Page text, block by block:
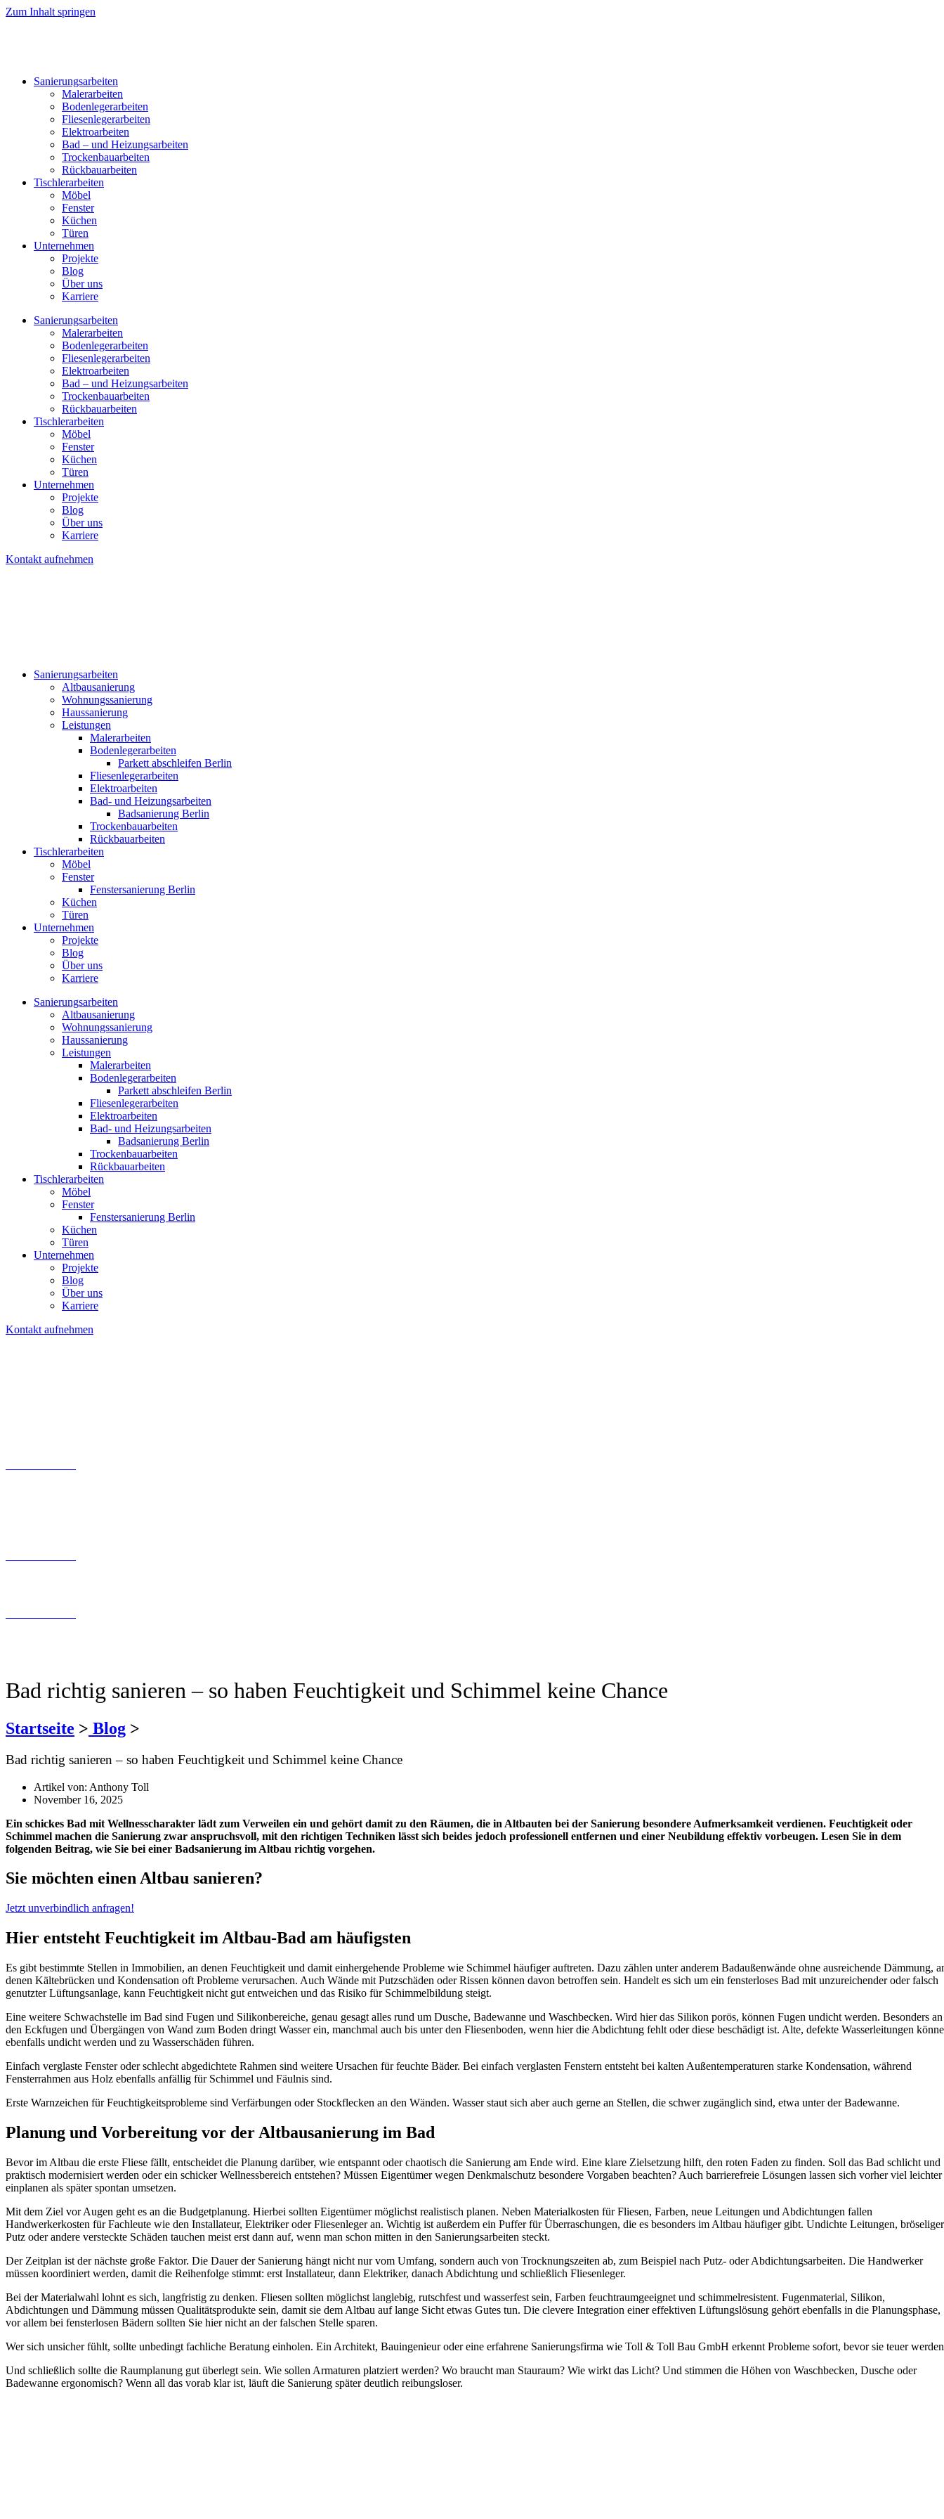
Zum Inhalt springen
Sanierungsarbeiten
Malerarbeiten
Bodenlegerarbeiten
Fliesenlegerarbeiten
Elektroarbeiten
Bad – und Heizungsarbeiten
Trockenbauarbeiten
Rückbauarbeiten
Tischlerarbeiten
Möbel
Fenster
Küchen
Türen
Unternehmen
Projekte
Blog
Über uns
Karriere
Sanierungsarbeiten
Malerarbeiten
Bodenlegerarbeiten
Fliesenlegerarbeiten
Elektroarbeiten
Bad – und Heizungsarbeiten
Trockenbauarbeiten
Rückbauarbeiten
Tischlerarbeiten
Möbel
Fenster
Küchen
Türen
Unternehmen
Projekte
Blog
Über uns
Karriere
Kontakt aufnehmen
Sanierungsarbeiten
Altbausanierung
Wohnungssanierung
Haussanierung
Leistungen
Malerarbeiten
Bodenlegerarbeiten
Parkett abschleifen Berlin
Fliesenlegerarbeiten
Elektroarbeiten
Bad- und Heizungsarbeiten
Badsanierung Berlin
Trockenbauarbeiten
Rückbauarbeiten
Tischlerarbeiten
Möbel
Fenster
Fenstersanierung Berlin
Küchen
Türen
Unternehmen
Projekte
Blog
Über uns
Karriere
Sanierungsarbeiten
Altbausanierung
Wohnungssanierung
Haussanierung
Leistungen
Malerarbeiten
Bodenlegerarbeiten
Parkett abschleifen Berlin
Fliesenlegerarbeiten
Elektroarbeiten
Bad- und Heizungsarbeiten
Badsanierung Berlin
Trockenbauarbeiten
Rückbauarbeiten
Tischlerarbeiten
Möbel
Fenster
Fenstersanierung Berlin
Küchen
Türen
Unternehmen
Projekte
Blog
Über uns
Karriere
Kontakt aufnehmen
Bad richtig sanieren – so haben Feuchtigkeit und Schimmel keine Chance
Startseite > Blog >
Bad richtig sanieren – so haben Feuchtigkeit und Schimmel keine Chance
Artikel von: Anthony Toll
November 16, 2025
Ein schickes Bad mit Wellnesscharakter lädt zum Verweilen ein und gehört damit zu den Räumen, die in Altbauten bei der Sanierung besondere Aufmerksamkeit verdienen. Feuchtigkeit oder
Schimmel machen die Sanierung zwar anspruchsvoll, mit den richtigen Techniken lässt sich beides jedoch professionell entfernen und einer Neubildung effektiv vorbeugen. Lesen Sie in dem
folgenden Beitrag, wie Sie bei einer Badsanierung im Altbau richtig vorgehen.
Sie möchten einen Altbau sanieren?
Jetzt unverbindlich anfragen!
Hier entsteht Feuchtigkeit im Altbau-Bad am häufigsten
Es gibt bestimmte Stellen in Immobilien, an denen Feuchtigkeit und damit einhergehende Probleme wie Schimmel häufiger auftreten. Dazu zählen unter anderem Badaußenwände ohne ausreichende Dämmung,
denen Kältebrücken und Kondensation oft Probleme verursachen. Auch Wände mit Putzschäden oder Rissen können davon betroffen sein. Handelt es sich um ein fensterloses Bad mit unzureichender oder falsch
genutzter Lüftungsanlage, kann Feuchtigkeit nicht gut entweichen und das Risiko für Schimmelbildung steigt.
Eine weitere Schwachstelle im Bad sind Fugen und Silikonbereiche, genau gesagt alles rund um Dusche, Badewanne und Waschbecken. Wird hier das Silikon porös, können Fugen undicht werden. Besonders an
den Eckfugen und Übergängen von Wand zum Boden dringt Wasser ein, manchmal auch bis unter den Fliesenboden, wenn hier die Abdichtung fehlt oder diese beschädigt ist. Alte, defekte Wasserleitungen
ebenfalls undicht werden und zu Wasserschäden führen.
Einfach verglaste Fenster oder schlecht abgedichtete Rahmen sind weitere Ursachen für feuchte Bäder. Bei einfach verglasten Fenstern entsteht bei kalten Außentemperaturen starke Kondensation, während
Fensterrahmen aus Holz ebenfalls anfällig für Schimmel und Fäulnis sind.
Erste Warnzeichen für Feuchtigkeitsprobleme sind Verfärbungen oder Stockflecken an den Wänden. Wasser staut sich aber auch gerne an Stellen, die schwer zugänglich sind, etwa unter der Badewanne.
Planung und Vorbereitung vor der Altbausanierung im Bad
Bevor im Altbau die erste Fliese fällt, entscheidet die Planung darüber, wie entspannt oder chaotisch die Sanierung am Ende wird. Eine klare Zielsetzung hilft, den roten Faden zu finden. Soll das Bad schlicht und
praktisch modernisiert werden oder ein schicker Wellnessbereich entstehen? Müssen Eigentümer wegen Denkmalschutz besondere Vorgaben beachten? Auch barrierefreie Lösungen lassen sich vorher viel leichter
einplanen als später spontan umsetzen.
Mit dem Ziel vor Augen geht es an die Budgetplanung. Hierbei sollten Eigentümer möglichst realistisch planen. Neben Materialkosten für Fliesen, Farben, neue Leitungen und Abdichtungen fallen
Handwerkerkosten für Fachleute wie den Installateur, Elektriker oder Fliesenleger an. Wichtig ist außerdem ein Puffer für Überraschungen, die es besonders im Altbau häufiger gibt. Undichte Leitungen, bröseliger
Putz oder andere versteckte Schäden tauchen meist erst dann auf, wenn man schon mitten in den Sanierungsarbeiten steckt.
Der Zeitplan ist der nächste große Faktor. Die Dauer der Sanierung hängt nicht nur vom Umfang, sondern auch von Trocknungszeiten ab, zum Beispiel nach Putz- oder Abdichtungsarbeiten. Die Handwerker
müssen koordiniert werden, damit die Reihenfolge stimmt: erst Installateur, dann Elektriker, danach Abdichtung und schließlich Fliesenleger.
Bei der Materialwahl lohnt es sich, langfristig zu denken. Fliesen sollten möglichst langlebig, rutschfest und wasserfest sein, Farben feuchtraumgeeignet und schimmelresistent. Fugenmaterial, Silikon,
Abdichtungen und Dämmung müssen Qualitätsprodukte sein, damit sie dem Altbau auf lange Sicht etwas Gutes tun. Die clevere Integration einer effektiven Lüftungslösung gehört ebenfalls in die Planungsphase,
vor allem bei fensterlosen Bädern sollten Sie hier nicht an der falschen Stelle sparen.
Wer sich unsicher fühlt, sollte unbedingt fachliche Beratung einholen. Ein Architekt, Bauingenieur oder eine erfahrene Sanierungsfirma wie Toll & Toll Bau GmbH erkennt Probleme sofort, bevor sie teuer
Und schließlich sollte die Raumplanung gut überlegt sein. Wie sollen Armaturen platziert werden? Wo braucht man Stauraum? Wie wirkt das Licht? Und stimmen die Höhen von Waschbecken, Dusche oder
Badewanne ergonomisch? Wenn all das vorab klar ist, läuft die Sanierung später deutlich reibungsloser.